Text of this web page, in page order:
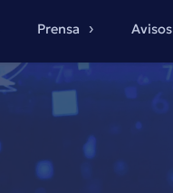
Prensa Avisos